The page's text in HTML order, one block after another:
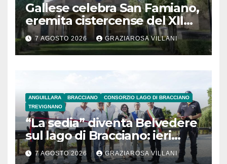
Gallese celebra San Famiano,
eremita cistercense del XII
secolo
7 AGOSTO 2026 GRAZIAROSA VILLANI
ANGUILLARA BRACCIANO
CONSORZIO LAGO DI BRACCIANO
TREVIGNANO
“La sedia” diventa Belvedere
sul lago di Bracciano: ieri
l’inaugurazione
7 AGOSTO 2026 GRAZIAROSA VILLANI